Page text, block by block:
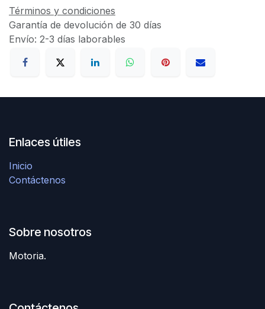
Términos y condiciones
Garantía de devolución de 30 días
Envío: 2-3 días laborables
Enlaces útiles
Inicio
Contáctenos
Sobre nosotros
Motoria.